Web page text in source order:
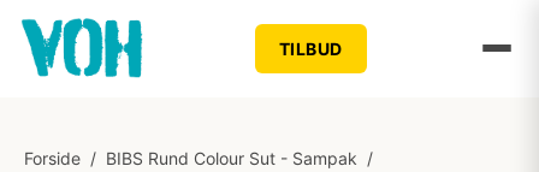
TILBUD
Forside / BIBS Rund Colour Sut - Sampak /